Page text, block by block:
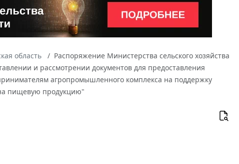
область
Распоряжение Министерства сельского хозяйства
и рассмотрении документов для предоставления
агропромышленного комплекса на поддержку
на пищевую продукцию"